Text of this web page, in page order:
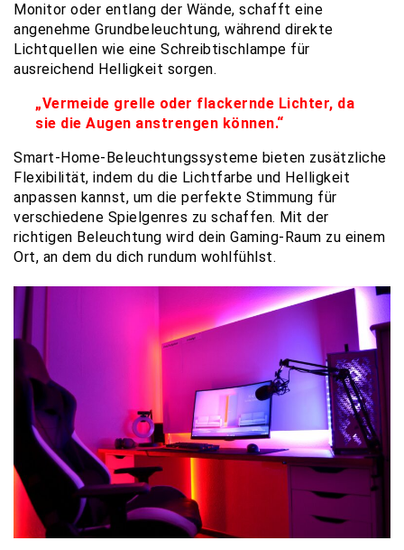
Monitor oder entlang der Wände, schafft eine
angenehme Grundbeleuchtung, während direkte
Lichtquellen wie eine Schreibtischlampe für
ausreichend Helligkeit sorgen.
„Vermeide grelle oder flackernde Lichter, da
sie die Augen anstrengen können.“
Smart-Home-Beleuchtungssysteme bieten zusätzliche
Flexibilität, indem du die Lichtfarbe und Helligkeit
anpassen kannst, um die perfekte Stimmung für
verschiedene Spielgenres zu schaffen. Mit der
richtigen Beleuchtung wird dein Gaming-Raum zu einem
Ort, an dem du dich rundum wohlfühlst.